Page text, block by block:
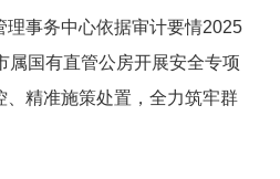
理事务中心依据审计要情2025
属国有直管公房开展安全专项
、精准施策处置，全力筑牢群